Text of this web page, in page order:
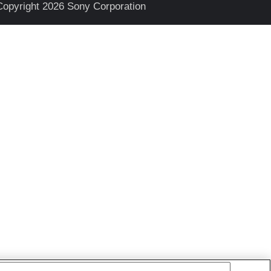
2026 Sony Corporation